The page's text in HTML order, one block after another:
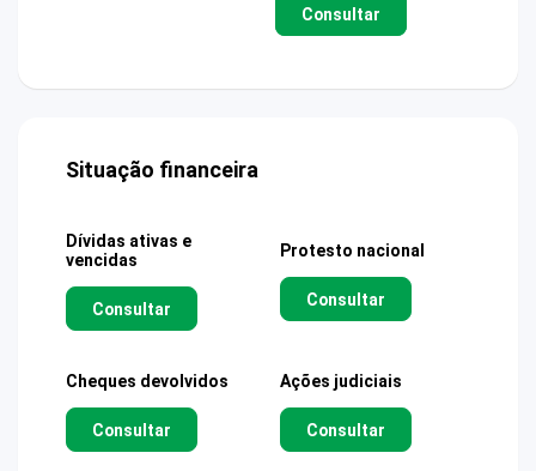
Consultar
Situação financeira
Dívidas ativas e
vencidas
Consultar
Protesto nacional
Consultar
Cheques devolvidos
Consultar
Ações judiciais
Consultar